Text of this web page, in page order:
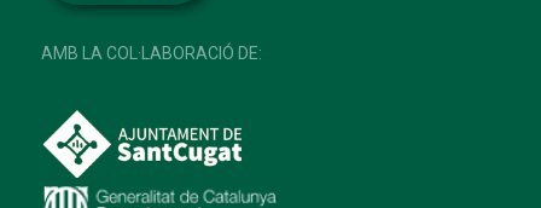
AMB LA COL·LABORACIÓ DE: